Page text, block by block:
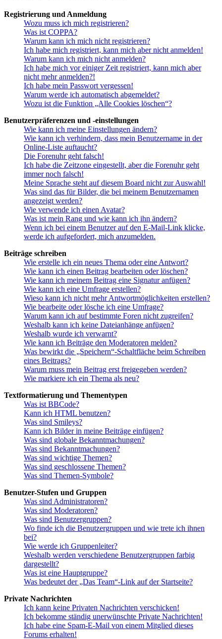
Registrierung und Anmeldung
Wozu muss ich mich registrieren?
Was ist COPPA?
Warum kann ich mich nicht registrieren?
Ich habe mich registriert, kann mich aber nicht anmelden!
Warum kann ich mich nicht anmelden?
Ich habe mich vor einiger Zeit registriert, kann mich aber
nicht mehr anmelden?!
Ich habe mein Passwort vergessen!
Warum werde ich automatisch abgemeldet?
Wozu ist die Funktion „Alle Cookies löschen“?
Benutzerpräferenzen und -einstellungen
Wie kann ich meine Einstellungen ändern?
Wie kann ich verhindern, dass mein Benutzername in der
Online-Liste auftaucht?
Die Forenuhr geht falsch!
Ich habe die Zeitzone eingestellt, aber die Forenuhr geht
immer noch falsch!
Meine Sprache steht auf diesem Board nicht zur Auswahl!
Was sind das für Bilder, die bei meinem Benutzernamen
angezeigt werden?
Wie verwende ich einen Avatar?
Was ist mein Rang und wie kann ich ihn ändern?
Wenn ich bei einem Benutzer auf den E-Mail-Link klicke,
werde ich aufgefordert, mich anzumelden.
Beiträge schreiben
Wie erstelle ich ein neues Thema oder eine Antwort?
Wie kann ich einen Beitrag bearbeiten oder löschen?
Wie kann ich meinem Beitrag eine Signatur anfügen?
Wie kann ich eine Umfrage erstellen?
Wieso kann ich nicht mehr Antwortmöglichkeiten erstellen?
Wie bearbeite oder lösche ich eine Umfrage?
Warum kann ich auf bestimmte Foren nicht zugreifen?
Weshalb kann ich keine Dateianhänge anfügen?
Weshalb wurde ich verwarnt?
Wie kann ich Beiträge den Moderatoren melden?
Was bewirkt die „Speichern“-Schaltfläche beim Schreiben
eines Beitrags?
Warum muss mein Beitrag erst freigegeben werden?
Wie markiere ich ein Thema als neu?
Textformatierung und Thementypen
Was ist BBCode?
Kann ich HTML benutzen?
Was sind Smileys?
Kann ich Bilder in meine Beiträge einfügen?
Was sind globale Bekanntmachungen?
Was sind Bekanntmachungen?
Was sind wichtige Themen?
Was sind geschlossene Themen?
Was sind Themen-Symbole?
Benutzer-Stufen und Gruppen
Was sind Administratoren?
Was sind Moderatoren?
Was sind Benutzergruppen?
Wo finde ich die Benutzergruppen und wie trete ich ihnen
bei?
Wie werde ich Gruppenleiter?
Weshalb werden verschiedene Benutzergruppen farbig
dargestellt?
Was ist eine Hauptgruppe?
Was bedeutet der „Das Team“-Link auf der Startseite?
Private Nachrichten
Ich kann keine Privaten Nachrichten verschicken!
Ich bekomme ständig unerwünschte Private Nachrichten!
Ich habe eine Spam-E-Mail von einem Mitglied dieses
Forums erhalten!